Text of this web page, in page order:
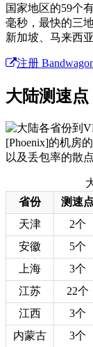
国家地区的59个
毫秒，最快的三
新加坡、马来西
注册
大陆测速点
省份
测速点
天津
2个
安徽
5个
上海
3个
江苏
22个
江西
3个
内蒙古
3个